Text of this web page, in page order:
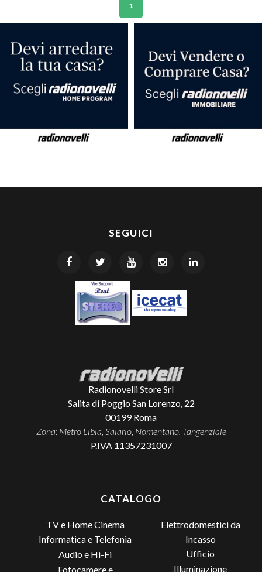
1
SEGUICI
Radionovelli Store Srl
Salita di Poggio San Lorenzo, 22
00199 Roma
Zona: Metro Libia, Salario, Nomentano, Tangenziale
P.IVA 11357231007
CATALOGO
TV e Home Cinema
Informatica e Telefonia
Audio e Hi-Fi
Fotocamere e
Elettrodomestici da
Incasso
Ufficio
Illuminazione